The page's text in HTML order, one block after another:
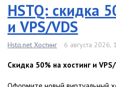
HSTQ: скидка
и VPS/VDS
Hstq.net Хостинг 6 августа 2026,
Скидка 50% на хостинг и VPS/